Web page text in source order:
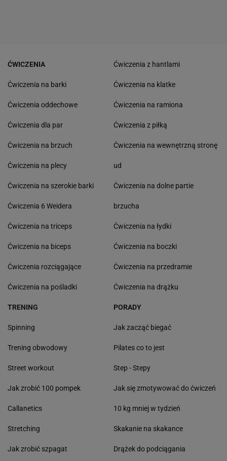
ĆWICZENIA
Ćwiczenia na barki
Ćwiczenia oddechowe
Ćwiczenia dla par
Ćwiczenia na brzuch
Ćwiczenia na plecy
Ćwiczenia na szerokie barki
Ćwiczenia 6 Weidera
Ćwiczenia na triceps
Ćwiczenia na biceps
Ćwiczenia rozciągające
Ćwiczenia na pośladki
Ćwiczenia z hantlami
Ćwiczenia na klatke
Ćwiczenia na ramiona
Ćwiczenia z piłką
Ćwiczenia na wewnętrzną stronę
ud
Ćwiczenia na dolne partie
brzucha
Ćwiczenia na łydki
Ćwiczenia na boczki
Ćwiczenia na przedramie
Ćwiczenia na drążku
TRENING
Spinning
Trening obwodowy
Street workout
Jak zrobić 100 pompek
Callanetics
Stretching
Jak zrobić szpagat
PORADY
Jak zacząć biegać
Pilates co to jest
Step - Stepy
Jak się zmotywować do ćwiczeń
10 kg mniej w tydzień
Skakanie na skakance
Drążek do podciągania